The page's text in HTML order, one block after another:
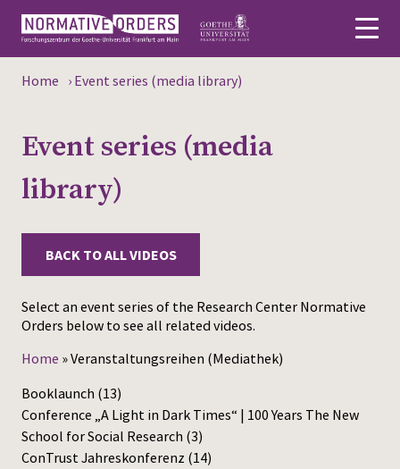
About
News
Events
Publications
Media
Press
Home › Event series (media library)
Event series (media
library)
BACK TO ALL VIDEOS
Select an event series of the Research Center Normative
Orders below to see all related videos.
Home »Veranstaltungsreihen (Mediathek)
Booklaunch (13)
Conference „A Light in Dark Times“ | 100 Years The New
School for Social Research (3)
ConTrust Jahreskonferenz (14)